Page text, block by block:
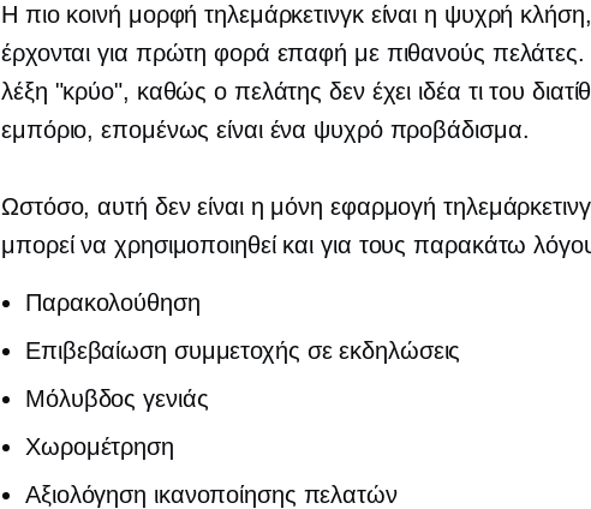
Η πιο κοινή μορφή τηλεμάρκετινγκ είναι η ψυχρή
έρχονται για πρώτη φορά επαφή με πιθανούς πελάτες.
λέξη "κρύο", καθώς ο πελάτης δεν έχει ιδέα τι του
εμπόριο, επομένως είναι ένα ψυχρό προβάδισμα.
Ωστόσο, αυτή δεν είναι η μόνη εφαρμογή
μπορεί να χρησιμοποιηθεί και για τους παρακάτω
Παρακολούθηση
Επιβεβαίωση συμμετοχής σε εκδηλώσεις
Μόλυβδος γενιάς
Χωρομέτρηση
Αξιολόγηση ικανοποίησης πελατών